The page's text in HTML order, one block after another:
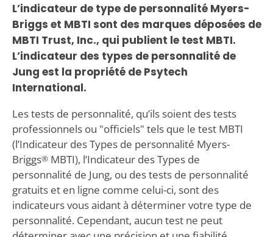
L’indicateur de type de personnalité Myers-
Briggs et MBTI sont des marques déposées de
MBTI Trust, Inc., qui publient le test MBTI.
L’indicateur des types de personnalité de
Jung est la propriété de Psytech
International.
Les tests de personnalité, qu’ils soient des tests
professionnels ou "officiels" tels que le test MBTI
(l’Indicateur des Types de personnalité Myers-
Briggs®MBTI), l’Indicateur des Types de
personnalité de Jung, ou des tests de personnalité
gratuits et en ligne comme celui-ci, sont des
indicateurs vous aidant à déterminer votre type de
personnalité. Cependant, aucun test ne peut